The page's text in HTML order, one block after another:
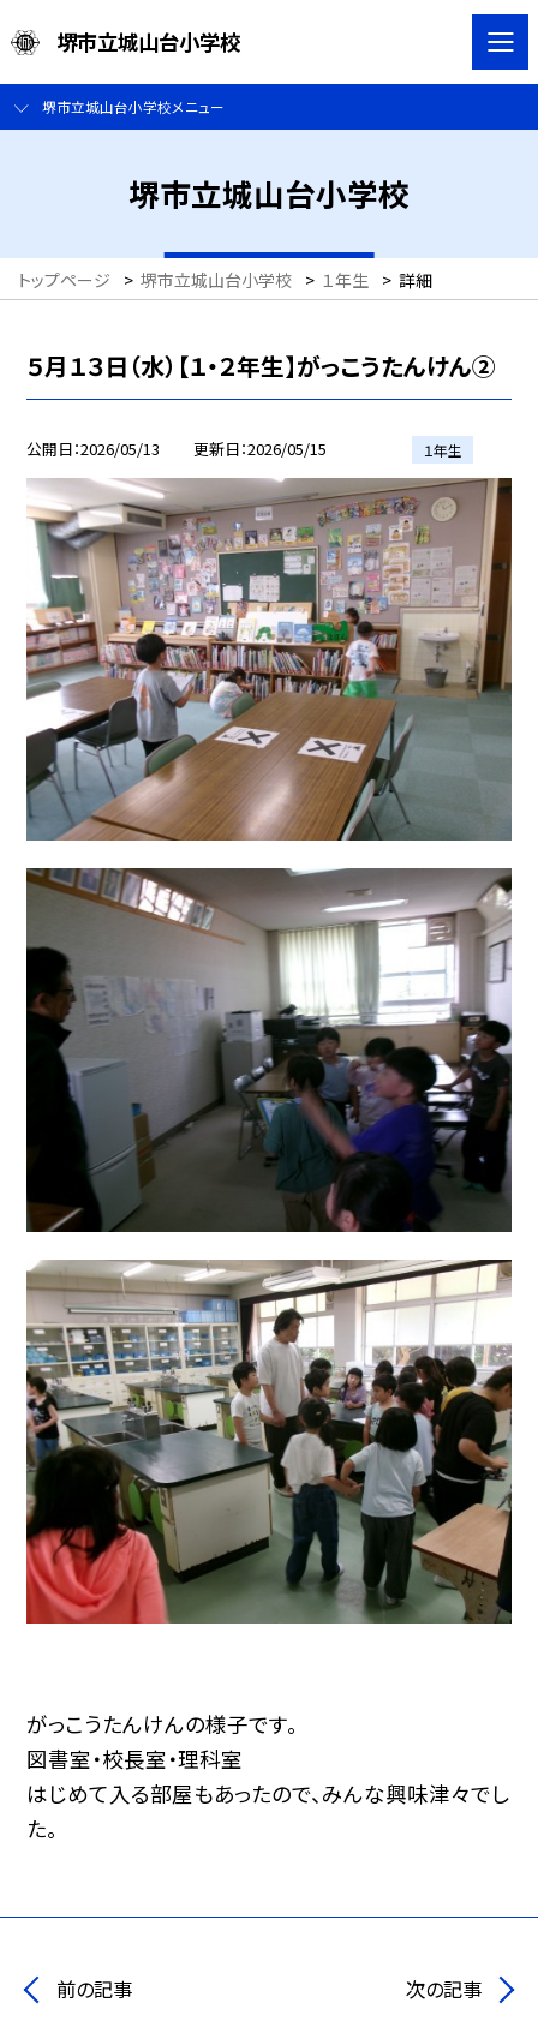
堺市立城山台小学校
堺市立城山台小学校メニュー
堺市立城山台小学校
トップページ > 堺市立城山台小学校 > １年生 > 詳細
５月１３日（水）【１・２年生】がっこうたんけん②
公開日 2026/05/13 更新日 2026/05/15 １年生
がっこうたんけんの様子です。
図書室・校長室・理科室
はじめて入る部屋もあったので、みんな興味津々でし
た。
前の記事 次の記事